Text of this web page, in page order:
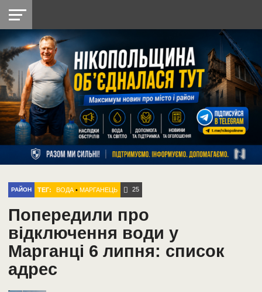
НІКОПОЛЬ
РАЙОН
СІЧЕСЛАВСЬКА
УКРАЇНА
РЕТРО
НІКОПОЛЬ
ЛАЙТ
УКРАЇНА
ДОПОМОГА
РАДІО
РАЙОН ТЕГ: ВОДА •МАРГАНЕЦЬ 25
Попередили про
відключення води у
Марганці 6 липня: список
адрес